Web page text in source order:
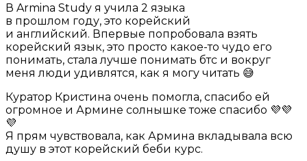
В Armina Study я учила 2 языка
в прошлом году, это корейский
и английский. Впервые попробовала взять
корейский язык, это просто какое-то чудо его
понимать, стала лучше понимать бтс и вокруг
меня люди удивлятся, как я могу читать 😅
Куратор Кристина очень помогла, спасибо ей
огромное и Армине солнышке тоже спасибо 💜💜
💜
Я прям чувствовала, как Армина вкладывала всю
душу в этот корейский беби курс.